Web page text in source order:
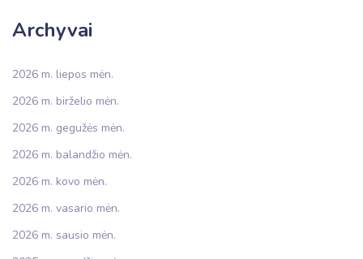
Archyvai
2026 m. liepos mėn.
2026 m. birželio mėn.
2026 m. gegužės mėn.
2026 m. balandžio mėn.
2026 m. kovo mėn.
2026 m. vasario mėn.
2026 m. sausio mėn.